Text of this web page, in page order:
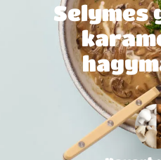
Selymes